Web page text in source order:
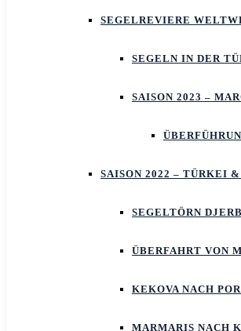
SEGELREVIERE
SEGELN IN DER
SAISON 2023 –
SAISON 2022 – TÜRKEI
SEGELTÖRN
ÜBERFAHRT VON
KEKOVA NACH
MARMARIS NACH